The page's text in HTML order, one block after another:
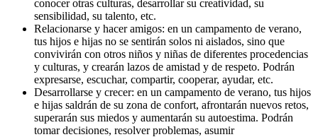
conocer otras culturas, desarrollar su creatividad, su
sensibilidad, su talento, etc.
Relacionarse y hacer amigos: en un campamento de verano,
tus hijos e hijas no se sentirán solos ni aislados, sino que
convivirán con otros niños y niñas de diferentes procedencias
y culturas, y crearán lazos de amistad y de respeto. Podrán
expresarse, escuchar, compartir, cooperar, ayudar, etc.
Desarrollarse y crecer: en un campamento de verano, tus hijos
e hijas saldrán de su zona de confort, afrontarán nuevos retos,
superarán sus miedos y aumentarán su autoestima. Podrán
tomar decisiones, resolver problemas, asumir